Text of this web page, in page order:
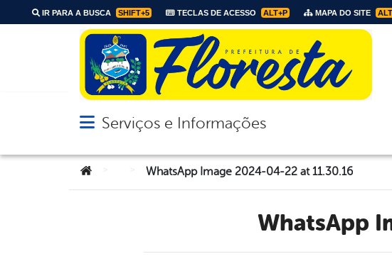
IR PARA A BUSCA SHIFT+5 TECLAS DE ACESSO ALT+P MAPA DO SITE
Abrir menu principal de navegação
Serviços e Informações
Você está aqui:WhatsApp Image 2024-04-22 at 11.30.16